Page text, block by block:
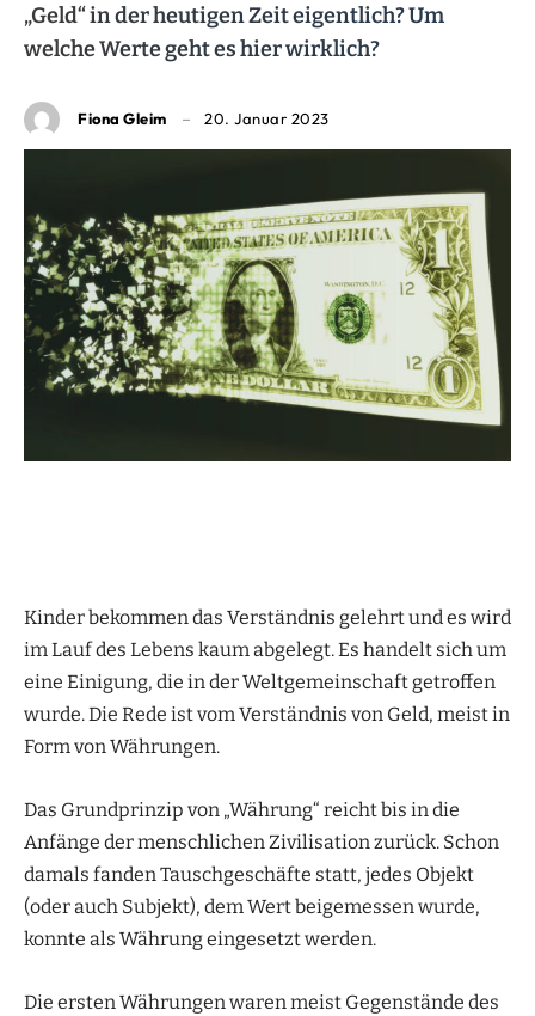
„Geld“ in der heutigen Zeit eigentlich? Um
welche Werte geht es hier wirklich?
Fiona Gleim 20. Januar 2023
Kinder bekommen das Verständnis gelehrt und es wird
im Lauf des Lebens kaum abgelegt. Es handelt sich um
eine Einigung, die in der Weltgemeinschaft getroffen
wurde. Die Rede ist vom Verständnis von Geld, meist in
Form von Währungen.
Das Grundprinzip von „Währung“ reicht bis in die
Anfänge der menschlichen Zivilisation zurück. Schon
damals fanden Tauschgeschäfte statt, jedes Objekt
(oder auch Subjekt), dem Wert beigemessen wurde,
konnte als Währung eingesetzt werden.
Die ersten Währungen waren meist Gegenstände des